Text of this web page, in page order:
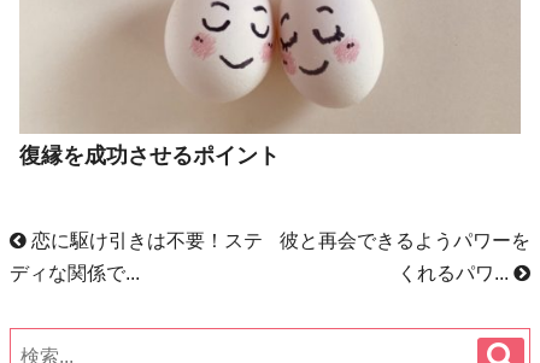
復縁を成功させるポイント
恋に駆け引きは不要！ステ
ディな関係で...
彼と再会できるようパワーを
くれるパワ...